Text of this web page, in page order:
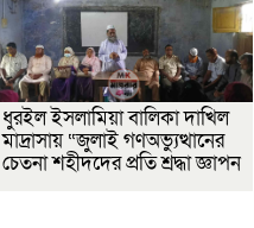
ধুরইল ইসলামিয়া বালিকা দাখিল
মাদ্রাসায় “জুলাই গণঅভ্যুত্থানের
চেতনা শহীদদের প্রতি শ্রদ্ধা জ্ঞাপন